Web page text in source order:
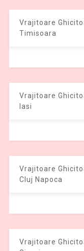
Vrajitoare
Timisoara
Vrajitoare
Iasi
Vrajitoare
Cluj Napoca
Vrajitoare